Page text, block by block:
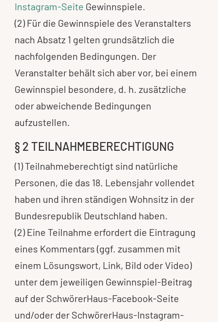
Instagram-Seite Gewinnspiele.
(2) Für die Gewinnspiele des Veranstalters
nach Absatz 1 gelten grundsätzlich die
nachfolgenden Bedingungen. Der
Veranstalter behält sich aber vor, bei einem
Gewinnspiel besondere, d. h. zusätzliche
oder abweichende Bedingungen
aufzustellen.
§ 2 TEILNAHMEBERECHTIGUNG
(1) Teilnahmeberechtigt sind natürliche
Personen, die das 18. Lebensjahr vollendet
haben und ihren ständigen Wohnsitz in der
Bundesrepublik Deutschland haben.
(2) Eine Teilnahme erfordert die Eintragung
eines Kommentars (ggf. zusammen mit
einem Lösungswort, Link, Bild oder Video)
unter dem jeweiligen Gewinnspiel-Beitrag
auf der SchwörerHaus-Facebook-Seite
und/oder der SchwörerHaus-Instagram-